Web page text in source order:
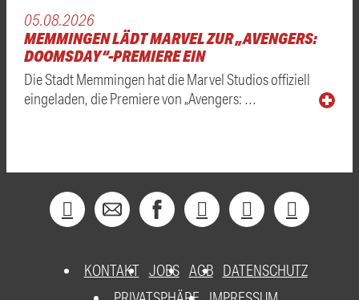
05.08.2026
MEMMINGEN LÄDT MARVEL ZUR „AVENGERS:
DOOMSDAY“-PREMIERE EIN
Die Stadt Memmingen hat die Marvel Studios offiziell
eingeladen, die Premiere von „Avengers: …
KONTAKT JOBS AGB DATENSCHUTZ